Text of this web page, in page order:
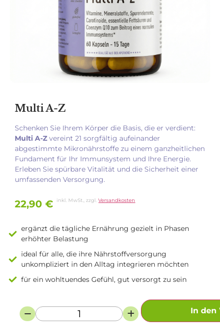
Multi A-Z
Schenken Sie Ihrem Körper die Basis, die er verdient:
Multi A-Z vereint 21 sorgfältig aufeinander
abgestimmte Mikronährstoffe zu einem ganzheitlichen
Fundament für Ihr Immunsystem und Ihre Energie.
Erleben Sie spürbare Vitalität und die Sicherheit einer
umfassenden Versorgung.
22,90 € inkl. MwSt., zzgl.Versandkosten
ergänzt die tägliche Ernährung gezielt in Phasen
erhöhter Belastung
ideal für alle, die ihre Nährstoffversorgung
unkompliziert in den Alltag integrieren möchten
für ein wohltuendes Gefühl, gut versorgt zu sein
In den